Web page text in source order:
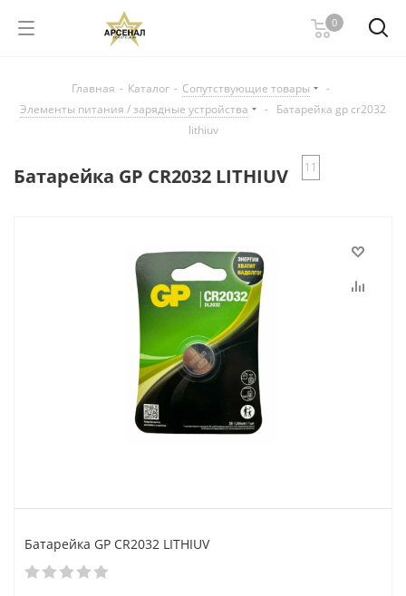
0
Главная - Каталог - Сопутствующие товары
-
Элементы питания / зарядные устройства
- Батарейка gp cr2032
lithiuv
Батарейка GP CR2032 LITHIUV 11
Батарейка GP CR2032 LITHIUV